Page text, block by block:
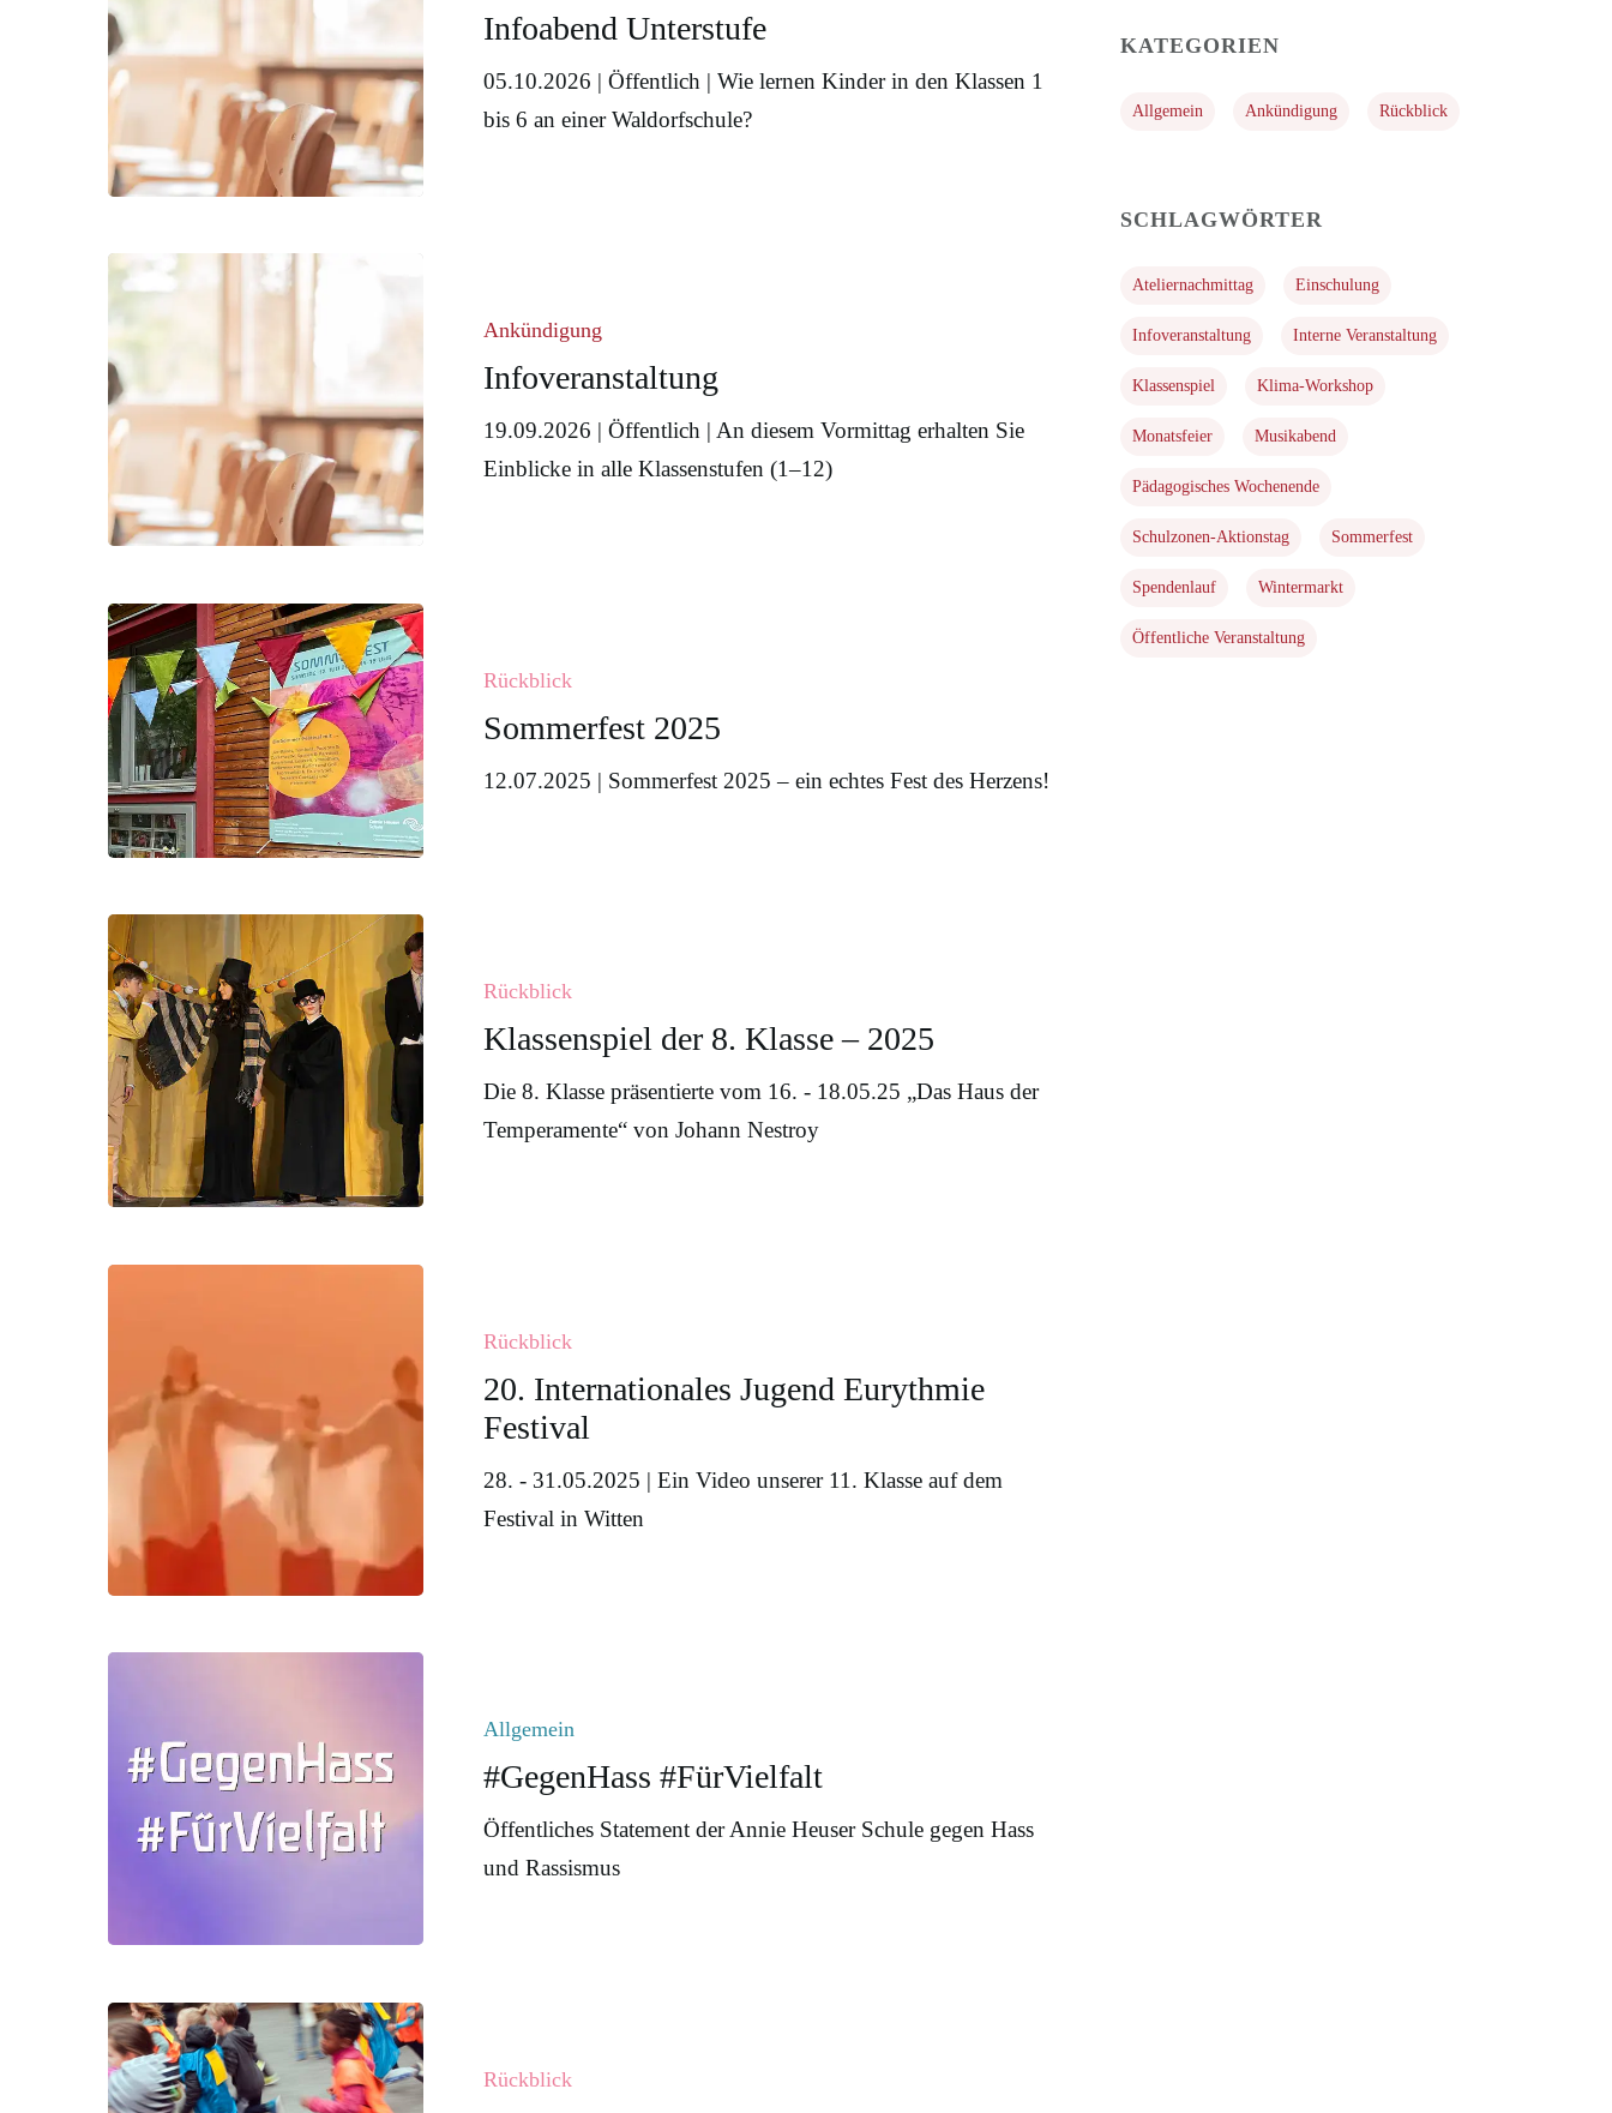
Mit Eingabetaste Suche starten oder mit ESC abbrechen
Infoabend Unterstufe
05.10.2026 | Öffentlich | Wie lernen Kinder in den Klassen 1
bis 6 an einer Waldorfschule?
Ankündigung
Infoveranstaltung
19.09.2026 | Öffentlich | An diesem Vormittag erhalten Sie
Einblicke in alle Klassenstufen (1–12)
Rückblick
Sommerfest 2025
12.07.2025 | Sommerfest 2025 – ein echtes Fest des Herzens!
Klasse
Rückblick
Klassenspiel der 8. Klasse – 2025
Die 8. Klasse präsentierte vom 16. - 18.05.25 „Das Haus der
Temperamente“ von Johann Nestroy
Eurythmie
Festival
Rückblick
20. Internationales Jugend Eurythmie
Festival
28. - 31.05.2025 | Ein Video unserer 11. Klasse auf dem
Festival in Witten
Allgemein
#GegenHass #FürVielfalt
Öffentliches Statement der Annie Heuser Schule gegen Hass
und Rassismus
Rückblick
KATEGORIEN
Allgemein Ankündigung Rückblick
SCHLAGWÖRTER
Ateliernachmittag Einschulung
Infoveranstaltung Interne Veranstaltung
Klassenspiel Klima-Workshop
Monatsfeier Musikabend
Pädagogisches Wochenende
Schulzonen-Aktionstag Sommerfest
Spendenlauf Wintermarkt
Öffentliche Veranstaltung